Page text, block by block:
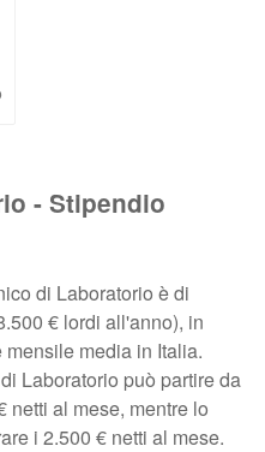
- Stipendio
di Laboratorio è di
€ lordi all'anno), in
media in Italia.
Laboratorio può partire da
netti al mese, mentre lo
i 2.500 € netti al mese.